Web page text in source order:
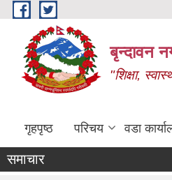
Skip to main content
बृन्दावन
"शिक्षा,
गृहपृष्ठ परिचय वडा
समाचार